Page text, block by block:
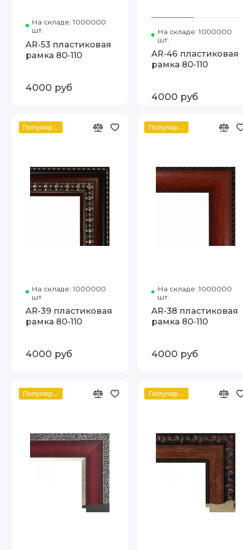
На складе: 1000000
шт.
AR-53 пластиковая
рамка 80-110
4000 руб
На складе: 1000000
шт.
AR-46 пластиковая
рамка 80-110
4000 руб
Популярное
На складе: 1000000
шт.
Код товара: 685-306 80-110
AR-39 пластиковая
рамка 80-110
4000 руб
Популярное
На складе: 1000000
шт.
AR-38 пластиковая
рамка 80-110
4000 руб
Популярное Популярное